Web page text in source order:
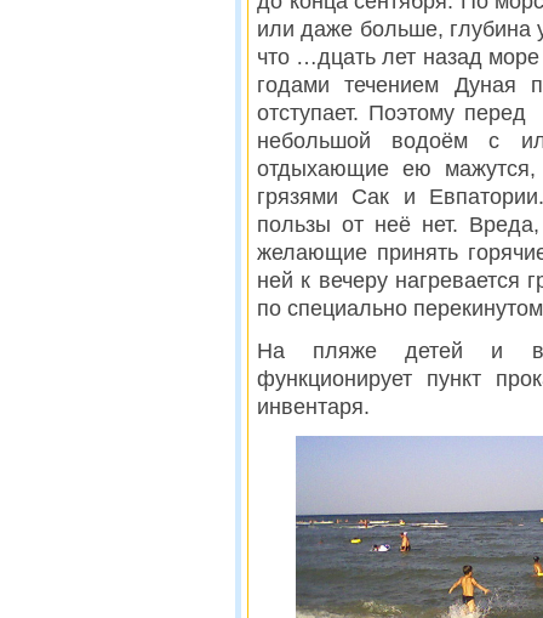
или даже больше, глубина
что …дцать лет назад
годами течением Дуная
отступает. Поэтому
небольшой водоём с
отдыхающие ею мажутся,
грязями Сак и
пользы от неё нет.
желающие принять
ней к вечеру нагревается
по специально
На пляже детей и
функционирует пункт
инвентаря.